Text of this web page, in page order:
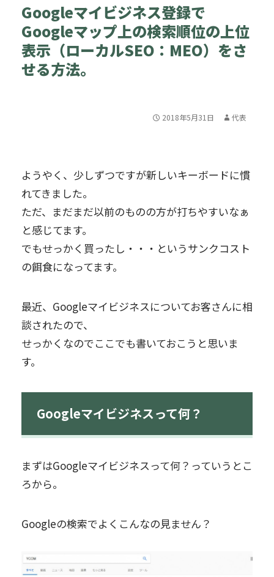
Googleマイビジネス登録で
Googleマップ上の検索順位の上位
表示（ローカルSEO：MEO）をさ
せる方法。
2018年5月31日 代表
ようやく、少しずつですが新しいキーボードに慣
れてきました。
ただ、まだまだ以前のものの方が打ちやすいなぁ
と感じてます。
でもせっかく買ったし・・・というサンクコスト
の餌食になってます。
最近、Googleマイビジネスについてお客さんに相
談されたので、
せっかくなのでここでも書いておこうと思いま
す。
Googleマイビジネスって何？
まずはGoogleマイビジネスって何？っていうとこ
ろから。
Googleの検索でよくこんなの見ません？